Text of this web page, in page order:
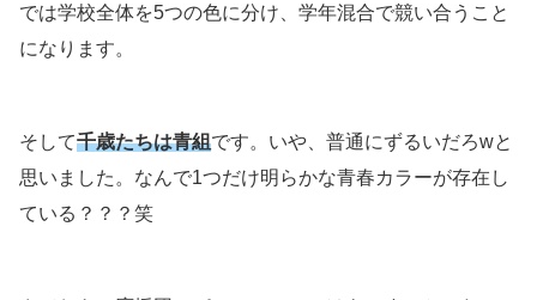
では学校全体を5つの色に分け、学年混合で競い合うこと
になります。
そして千歳たちは青組です。いや、普通にずるいだろwと
思いました。なんで1つだけ明らかな青春カラーが存在し
ている？？？笑